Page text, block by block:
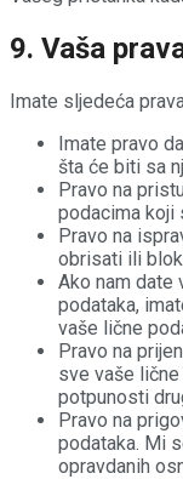
9. Vaša
Imate sljedeća
Imate pravo
šta će biti sa
Pravo na
podacima koji
Pravo na
obrisati ili
Ako nam date
podataka,
vaše lične
Pravo na
sve vaše
potpunosti
Pravo na
podataka. Mi
opravdanih